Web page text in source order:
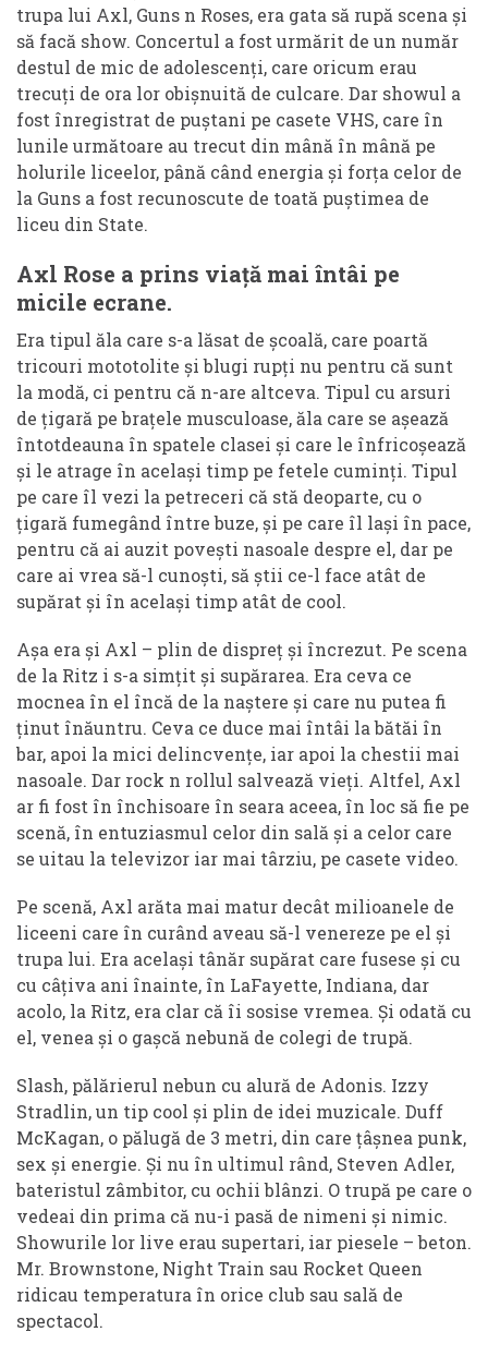
trupa lui Axl, Guns n Roses, era gata să rupă scena și
să facă show. Concertul a fost urmărit de un număr
destul de mic de adolescenți, care oricum erau
trecuți de ora lor obișnuită de culcare. Dar showul a
fost înregistrat de puștani pe casete VHS, care în
lunile următoare au trecut din mână în mână pe
holurile liceelor, până când energia și forța celor de
la Guns a fost recunoscute de toată puștimea de
liceu din State.
Axl Rose a prins viață mai întâi pe
micile ecrane.
Era tipul ăla care s-a lăsat de școală, care poartă
tricouri mototolite și blugi rupți nu pentru că sunt
la modă, ci pentru că n-are altceva. Tipul cu arsuri
de țigară pe brațele musculoase, ăla care se așează
întotdeauna în spatele clasei și care le înfricoșează
și le atrage în același timp pe fetele cuminți. Tipul
pe care îl vezi la petreceri că stă deoparte, cu o
țigară fumegând între buze, și pe care îl lași în pace,
pentru că ai auzit povești nasoale despre el, dar pe
care ai vrea să-l cunoști, să știi ce-l face atât de
supărat și în același timp atât de cool.
Așa era și Axl – plin de dispreț și încrezut. Pe scena
de la Ritz i s-a simțit și supărarea. Era ceva ce
mocnea în el încă de la naștere și care nu putea fi
ținut înăuntru. Ceva ce duce mai întâi la bătăi în
bar, apoi la mici delincvențe, iar apoi la chestii mai
nasoale. Dar rock n rollul salvează vieți. Altfel, Axl
ar fi fost în închisoare în seara aceea, în loc să fie pe
scenă, în entuziasmul celor din sală și a celor care
se uitau la televizor iar mai târziu, pe casete video.
Pe scenă, Axl arăta mai matur decât milioanele de
liceeni care în curând aveau să-l venereze pe el și
trupa lui. Era același tânăr supărat care fusese și cu
cu câțiva ani înainte, în LaFayette, Indiana, dar
acolo, la Ritz, era clar că îi sosise vremea. Și odată cu
el, venea și o gașcă nebună de colegi de trupă.
Slash, pălărierul nebun cu alură de Adonis. Izzy
Stradlin, un tip cool și plin de idei muzicale. Duff
McKagan, o pălugă de 3 metri, din care țâșnea punk,
sex și energie. Și nu în ultimul rând, Steven Adler,
bateristul zâmbitor, cu ochii blânzi. O trupă pe care o
vedeai din prima că nu-i pasă de nimeni și nimic.
Showurile lor live erau supertari, iar piesele – beton.
Mr. Brownstone, Night Train sau Rocket Queen
ridicau temperatura în orice club sau sală de
spectacol.